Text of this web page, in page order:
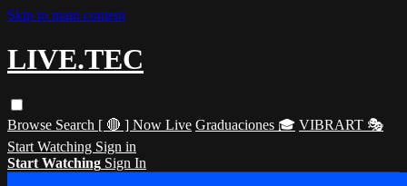
Skip to main content
LIVE.TEC
Browse Search [ 🔴 ] Now Live Graduaciones 🎓 VIBRART 🎭
Start Watching Sign in
Start Watching Sign In